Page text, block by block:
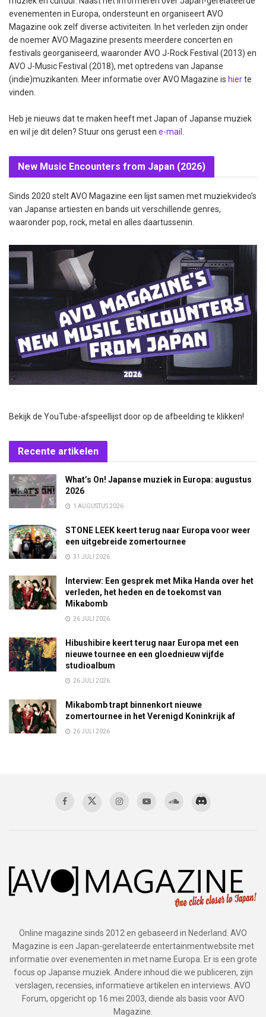
evenementen in Europa, ondersteunt en organiseert AVO
Magazine ook zelf diverse activiteiten. In het verleden zijn onder
de noemer AVO Magazine presents meerdere concerten en
festivals georganiseerd, waaronder AVO J-Rock Festival (2013) en
AVO J-Music Festival (2018), met optredens van Japanse
(indie)muzikanten. Meer informatie over AVO Magazine is hierte
vinden.
Heb je nieuws dat te maken heeft met Japan of Japanse muziek
en wil je dit delen? Stuur ons gerust een e-mail
New Music Encounters from Japan (2026)
Sinds 2020 stelt AVO Magazine een lijst samen met muziekvideo’s
van Japanse artiesten en bands uit verschillende genres,
waaronder pop, rock, metal en alles daartussenin.
Bekijk de YouTube-afspeellijst door op de afbeelding te klikken!
Recente artikelen
What’s On! Japanse muziek in Europa: augustus
2026
1 AUGUSTUS 2026
STONE LEEK keert terug naar Europa voor weer
een uitgebreide zomertournee
31 JULI 2026
Interview: Een gesprek met Mika Handa over het
verleden, het heden en de toekomst van
Mikabomb
26 JULI 2026
Hibushibire keert terug naar Europa met een
nieuwe tournee en een gloednieuw vijfde
studioalbum
26 JULI 2026
Mikabomb trapt binnenkort nieuwe
zomertournee in het Verenigd Koninkrijk af
26 JULI 2026
Online magazine sinds 2012 en gebaseerd in Nederland. AVO
Magazine is een Japan-gerelateerde entertainmentwebsite met
informatie over evenementen in met name Europa. Er is een grote
focus op Japanse muziek. Andere inhoud die we publiceren, zijn
verslagen, recensies, informatieve artikelen en interviews. AVO
Forum, opgericht op 16 mei 2003, diende als basis voor AVO
Magazine.